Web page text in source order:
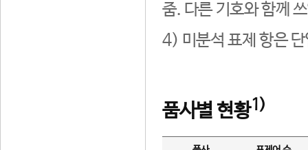
줌. 다른 기호와 함께
4) 미분석 표제 항은
품사별 현황1)